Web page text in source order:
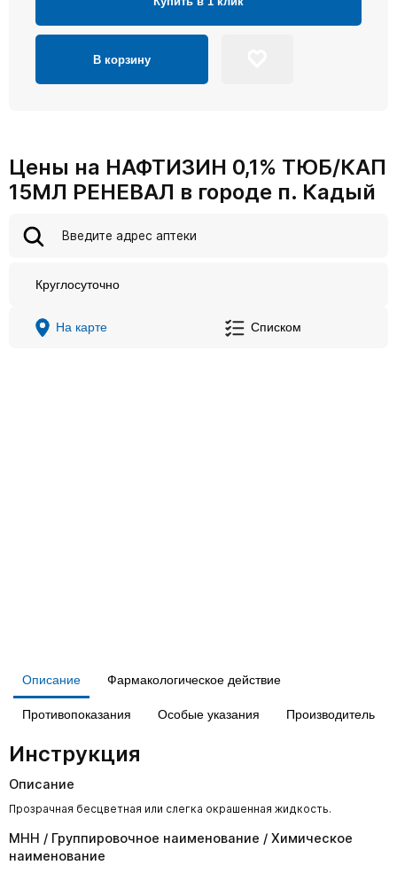
В корзину
Цены на НАФТИЗИН 0,1% ТЮБ/КАП
15МЛ РЕНЕВАЛ в городе п. Кадый
Круглосуточно
На карте Списком
Описание Фармакологическое действие
Противопоказания Особые указания Производитель
Инструкция
Описание
Прозрачная бесцветная или слегка окрашенная жидкость.
МНН / Группировочное наименование / Химическое
наименование